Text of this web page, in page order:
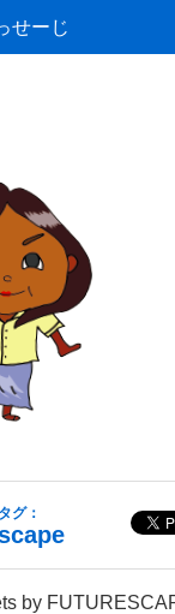
せーじ
グ：
by